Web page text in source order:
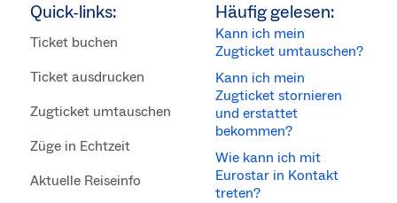
Quick-links:
Ticket buchen
Ticket ausdrucken
Zugticket umtauschen
Züge in Echtzeit
Aktuelle Reiseinfo
Häufig gelesen:
Kann ich mein
Zugticket umtauschen?
Kann ich mein
Zugticket stornieren
und erstattet
bekommen?
Wie kann ich mit
Eurostar in Kontakt
treten?